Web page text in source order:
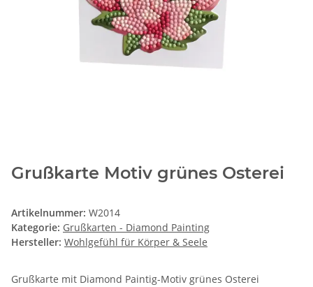
Grußkarte Motiv grünes Osterei
Artikelnummer: W2014
Kategorie: Grußkarten - Diamond Painting
Hersteller: Wohlgefühl für Körper & Seele
Grußkarte mit Diamond Paintig-Motiv grünes Osterei